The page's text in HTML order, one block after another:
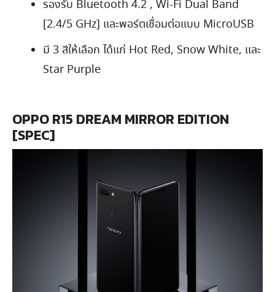
รองรับ Bluetooth 4.2 , Wi-Fi Dual Band
[2.4/5 GHz] และพอร์ตเชื่อมต่อแบบ MicroUSB
มี 3 สีให้เลือก ได้แก่ Hot Red, Snow White, และ
Star Purple
OPPO R15 DREAM MIRROR EDITION
[SPEC]